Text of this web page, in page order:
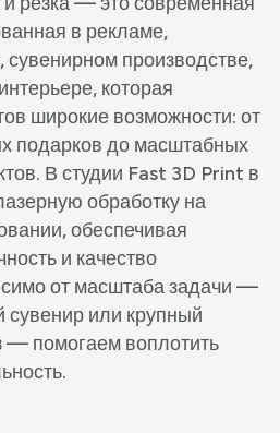
в рекламе,
сувенирном производстве,
которая
широкие возможности: от
подарков до масштабных
В студии Fast 3D Print в
обработку на
обеспечивая
и качество
от масштаба задачи —
сувенир или крупный
помогаем воплотить